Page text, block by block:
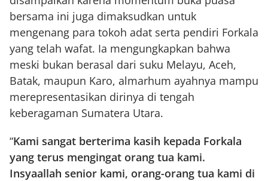
bersama ini juga dimaksudkan untuk
mengenang para tokoh adat serta pendiri Forkala
yang telah wafat. Ia mengungkapkan bahwa
meski bukan berasal dari suku Melayu, Aceh,
Batak, maupun Karo, almarhum ayahnya mampu
merepresentasikan dirinya di tengah
keberagaman Sumatera Utara.
“Kami sangat berterima kasih kepada Forkala
yang terus mengingat orang tua kami.
Insyaallah senior kami, orang-orang tua kami di